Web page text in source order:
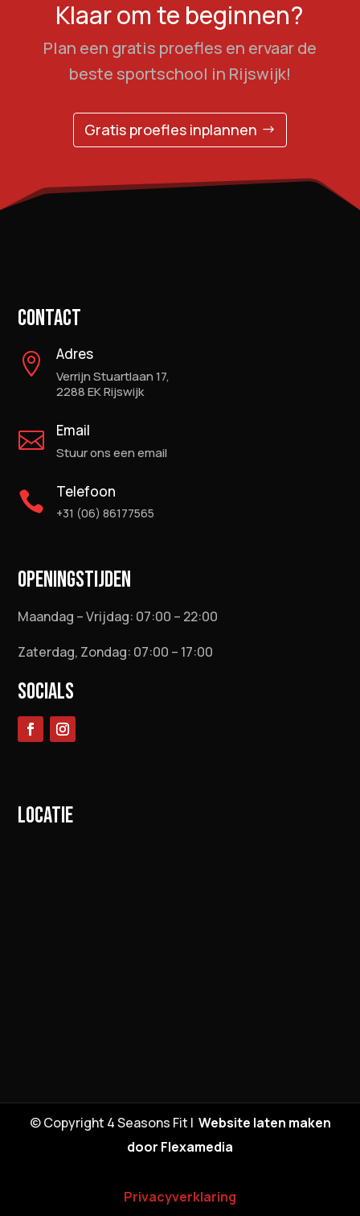
Klaar om te beginnen?
Plan een gratis proefles en ervaar de
beste sportschool in Rijswijk!
Gratis proefles inplannen
CONTACT
 Adres
Verrijn Stuartlaan 17,
2288 EK Rijswijk
 Email
Stuur ons een email
 Telefoon
+31 (06) 86177565
OPENINGSTIJDEN
Maandag – Vrijdag: 07:00 – 22:00
Zaterdag, Zondag: 07:00 – 17:00
SOCIALS
LOCATIE
© Copyright 4 Seasons Fit | Website laten maken
door Flexamedia
Privacyverklaring